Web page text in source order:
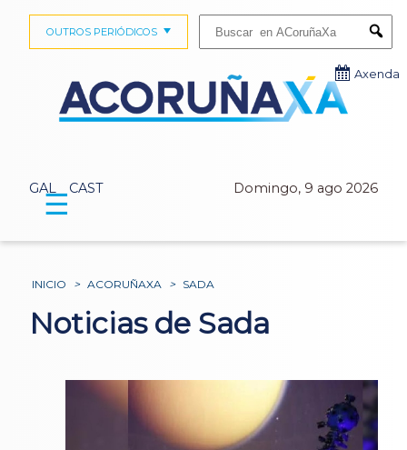
GAL CAST Domingo, 9 ago 2026
OUTROS PERIÓDICOS
Axenda
☰
INICIO > ACORUÑAXA > SADA
Noticias de Sada